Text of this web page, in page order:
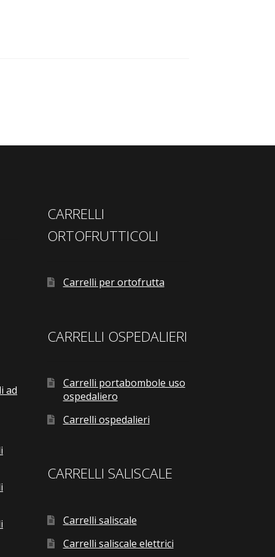
ad
CARRELLI
ORTOFRUTTICOLI
Carrelli per ortofrutta
CARRELLI OSPEDALIERI
Carrelli portabombole uso
ospedaliero
Carrelli ospedalieri
CARRELLI SALISCALE
Carrelli saliscale
Carrelli saliscale elettrici